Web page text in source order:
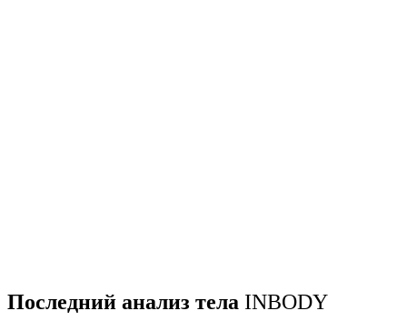
Последний анализ тела INBODY